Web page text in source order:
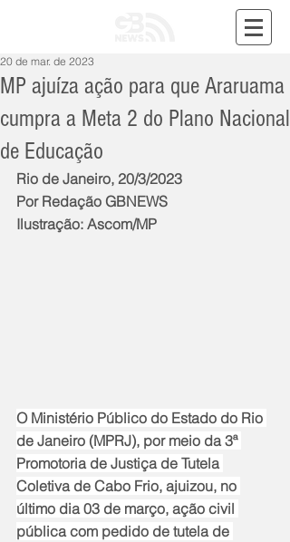
MP ajuíza ação para que Araruama
cumpra a Meta 2 do Plano Nacional
de Educação
20 de mar. de 2023
Rio de Janeiro, 20/3/2023
Por Redação GBNEWS
Ilustração: Ascom/MP
O Ministério Público do Estado do Rio
de Janeiro (MPRJ), por meio da 3ª
Promotoria de Justiça de Tutela
Coletiva de Cabo Frio, ajuizou, no
último dia 03 de março, ação civil
pública com pedido de tutela de